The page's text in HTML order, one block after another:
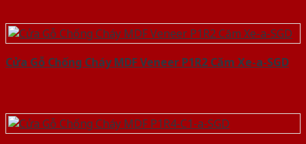
Cửa Gỗ Chống Cháy MDF Veneer P1R2 Căm Xe-a-SGD